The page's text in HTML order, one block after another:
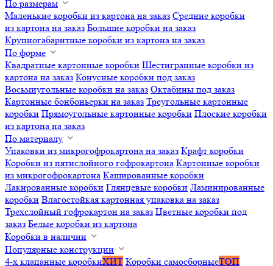
По размерам
Маленькие коробки из картона на заказ Средние коробки
из картона на заказ Большие коробки на заказ
Крупногабаритные коробки из картона на заказ
По форме
Квадратные картонные коробки Шестигранные коробки из
картона на заказ Конусные коробки под заказ
Восьмиугольные коробки на заказ Октабины под заказ
Картонные бонбоньерки на заказ Треугольные картонные
коробки Прямоугольные картонные коробки Плоские коробки
из картона на заказ
По материалу
Упаковки из микрогофрокартона на заказ Крафт коробки
Коробки из пятислойного гофрокартона Картонные коробки
из микрогофрокартона Кашированные коробки
Лакированные коробки Глянцевые коробки Ламинированные
коробки Влагостойкая картонная упаковка на заказ
Трехслойный гофрокартон на заказ Цветные коробки под
заказ Белые коробки из картона
Коробки в наличии
Популярные конструкции
4-х клапанные коробкиХИТ Коробки самосборныеТОП